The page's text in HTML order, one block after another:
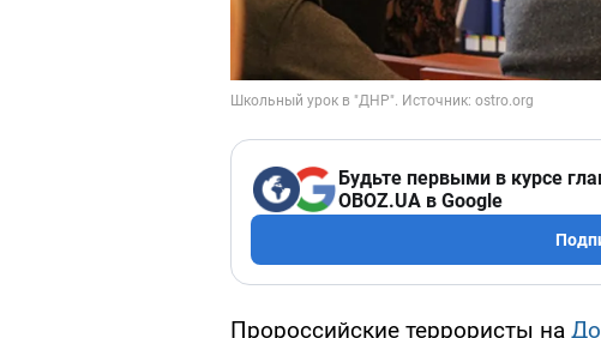
Будьте первыми в курсе
OBOZ.UA в Google
Пророссийские террористы на